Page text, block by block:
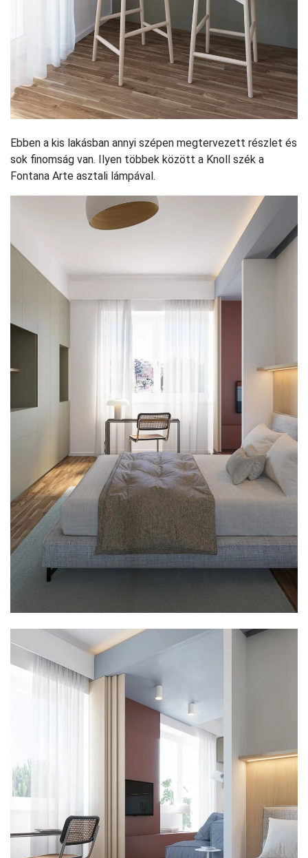
Ebben a kis lakásban annyi szépen megtervezett részlet és
sok finomság van. Ilyen többek között a Knoll szék a
Fontana Arte asztali lámpával.